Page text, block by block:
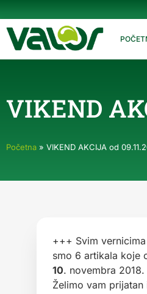
VIKEND
Početna » VIKEND AKCIJA od
+++ Svim
smo 6 artikala koje
10. novembra 2018.
Želimo vam